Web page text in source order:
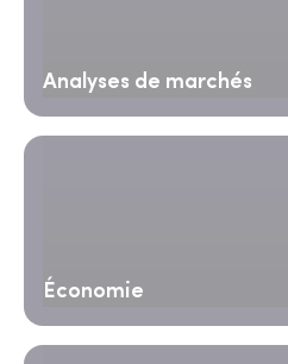
Analyses de marchés
Économie